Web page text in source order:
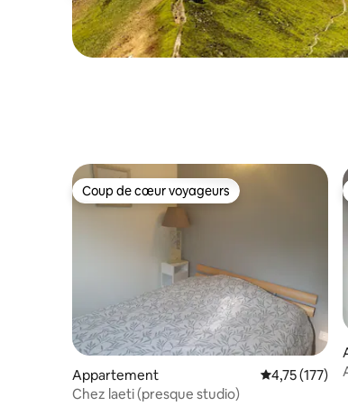
Coup de cœur voyageurs
Coup de cœur voyageurs
Appartement Évaluation
4,75 (177)
Chez laeti (presque studio)